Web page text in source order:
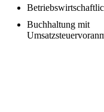
Buchhaltung mit